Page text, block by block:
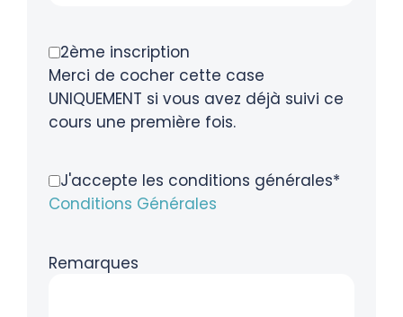
2ème inscription
Merci de cocher cette case
UNIQUEMENT si vous avez déjà suivi ce
cours une première fois.
J'accepte les conditions générales*
Conditions Générales
Remarques